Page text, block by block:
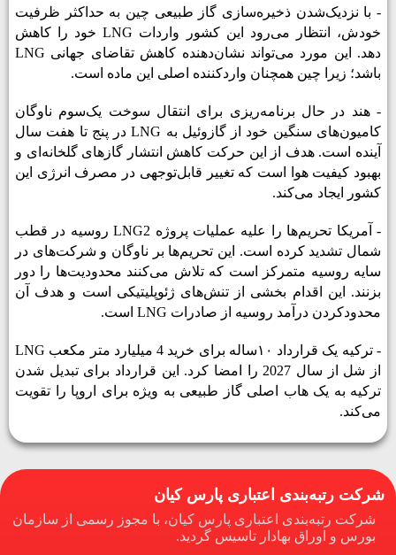
- با نزدیک‌شدن ذخیره­‌سازی گاز طبیعی چین به حداکثر ظرفیت
خودش، انتظار می‌­رود این کشور واردات LNGخود را کاهش
دهد. این مورد می‌­تواند نشان‌­دهنده کاهش تقاضای جهانی LNG
باشد؛ زیرا چین همچنان واردکننده اصلی این ماده است.
- هند در حال برنامه‌­ریزی برای انتقال سوخت یک‌سوم ناوگان
کامیون­‌های سنگین خود از گازوئیل به LNGدر پنج تا هفت سال
آینده است. هدف از این حرکت کاهش انتشار گازهای گلخانه‌­ای و
بهبود کیفیت هوا است که تغییر قابل‌توجهی در مصرف انرژی این
کشور ایجاد می­‌کند.
- آمریکا تحریم‌ها را علیه عملیات پروژه LNG2روسیه در قطب
شمال تشدید کرده است. این تحریم‌ها بر ناوگان و شرکت‌های در
سایه روسیه متمرکز است که تلاش می‌کنند محدودیت‌ها را دور
بزنند. این اقدام بخشی از تنش‌های ژئوپلیتیکی است و هدف آن
محدودکردن درآمد روسیه از صادرات LNG است.
- ترکیه یک قرارداد ۱۰ساله برای خرید 4 میلیارد متر مکعب
LNG
از شل از سال 2027 را امضا کرد. این قرارداد برای تبدیل شدن
ترکیه به یک هاب اصلی گاز طبیعی به ویژه برای اروپا را تقویت
می­‌کند.
شرکت رتبه‌بندی اعتباری پارس کیان
شرکت رتبه‌بندی اعتباری پارس کیان، با مجوز رسمی از سازمان
بورس و اوراق بهادار تاسیس گردید.